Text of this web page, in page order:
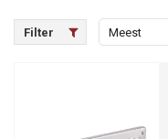
Filter
Meest